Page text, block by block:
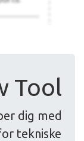
Tool
dig med
tekniske